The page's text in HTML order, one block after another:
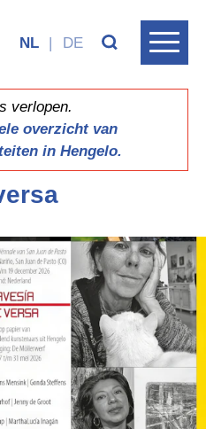
NL | DE
verlopen.
overzicht van
in Hengelo.